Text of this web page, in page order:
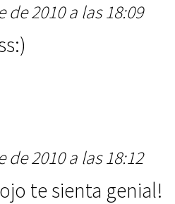
2010 a las 18:09
2010 a las 18:12
te sienta genial!